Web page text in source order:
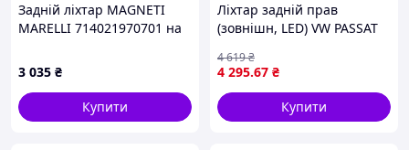
Задній ліхтар MAGNETI
MARELLI 714021970701 на
3 035 ₴
Купити
Ліхтар задній прав
(зовнішн, LED) VW PASSAT
TYC 11-11867-00-2
4 295.67 ₴
4 619₴
Купити